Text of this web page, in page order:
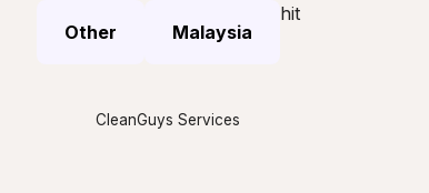
Other Malaysia
hit
CleanGuys Services